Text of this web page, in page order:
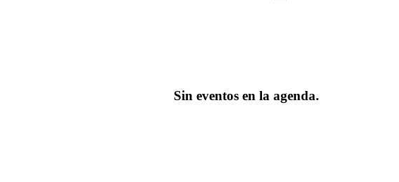
Sin eventos en la agenda.